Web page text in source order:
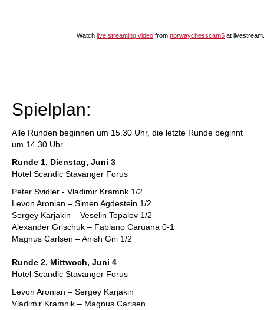
Watch live streaming video from norwaychesscam5 at
Spielplan:
Alle Runden beginnen um 15.30 Uhr, die letzte Runde beginnt
um 14.30 Uhr
Runde 1, Dienstag, Juni 3
Hotel Scandic Stavanger Forus
Peter Svidler - Vladimir Kramnk 1/2
Levon Aronian – Simen Agdestein 1/2
Sergey Karjakin – Veselin Topalov 1/2
Alexander Grischuk – Fabiano Caruana 0-1
Magnus Carlsen – Anish Giri 1/2
Runde 2, Mittwoch, Juni 4
Hotel Scandic Stavanger Forus
Levon Aronian – Sergey Karjakin
Vladimir Kramnik – Magnus Carlsen